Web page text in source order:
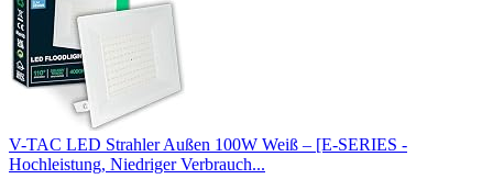
V-TAC LED Strahler Außen 100W Weiß – [E-SERIES -
Hochleistung, Niedriger Verbrauch...